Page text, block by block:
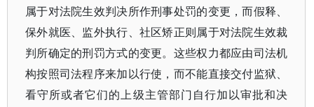
属于对法院生效判决所作刑事处罚的变更，而假释、
保外就医、监外执行、社区矫正则属于对法院生效裁
判所确定的刑罚方式的变更。这些权力都应由司法机
构按照司法程序来加以行使，而不能直接交付监狱、
看守所或者它们的上级主管部门自行加以审批和决